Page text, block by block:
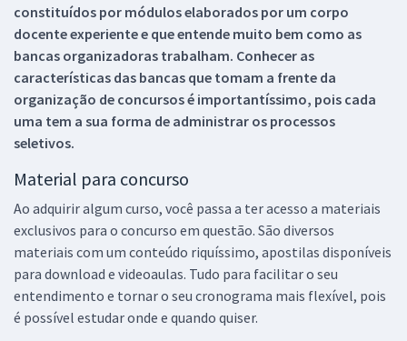
constituídos por módulos elaborados por um corpo
docente experiente e que entende muito bem como as
bancas organizadoras trabalham. Conhecer as
características das bancas que tomam a frente da
organização de concursos é importantíssimo, pois cada
uma tem a sua forma de administrar os processos
seletivos.
Material para concurso
Ao adquirir algum curso, você passa a ter acesso a materiais
exclusivos para o concurso em questão. São diversos
materiais com um conteúdo riquíssimo, apostilas disponíveis
para download e videoaulas. Tudo para facilitar o seu
entendimento e tornar o seu cronograma mais flexível, pois
é possível estudar onde e quando quiser.